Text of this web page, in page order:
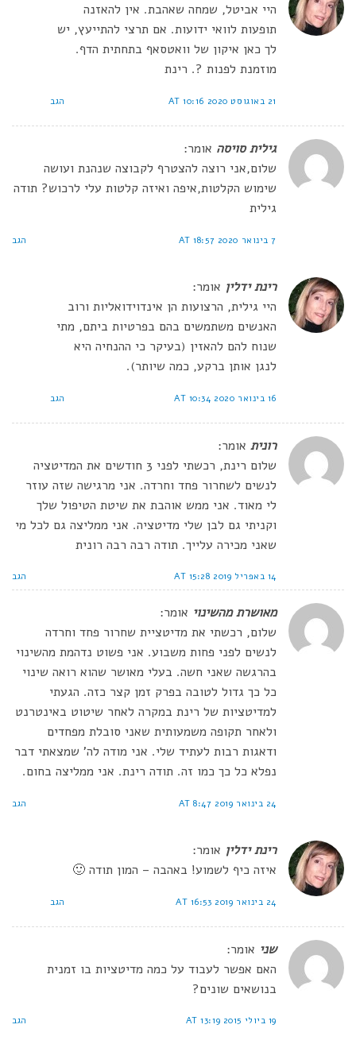
היי אביטל, שמחה שאהבת. אין להאזנה
תופעות לוואי ידועות. אם תרצי להתייעץ, יש
לך כאן איקון של וואטסאף בתחתית הדף.
מוזמנת לפנות ?. רינת
21 באוגוסט 2020 AT 10:16 הגב
גילית סויסה אומר:
שלום,אני רוצה להצטרף לקבוצה שנהנת ועושה
שימוש הקלטות,איפה ואיזה קלטות עלי לרכוש? תודה
גילית
7 בינואר 2020 AT 18:57 הגב
רינת ידלין אומר:
היי גילית, הרצועות הן אינדוידואליות ורוב
האנשים משתמשים בהם בפרטיות ביתם, מתי
שנוח להם להאזין (בעיקר כי ההנחיה היא
לנגן אותן ברקע, כמה שיותר).
16 בינואר 2020 AT 10:34 הגב
רונית אומר:
שלום רינת, רכשתי לפני 3 חודשים את המדיטציה
לנשים לשחרור פחד וחרדה. אני מרגישה שזה עוזר
לי מאוד. אני ממש אוהבת את שיטת הטיפול שלך
וקניתי גם לבן שלי מדיטציה. אני ממליצה גם לכל מי
שאני מכירה עלייך. תודה רבה רבה רונית
14 באפריל 2019 AT 15:28 הגב
מאושרת מהשינוי אומר:
שלום, רכשתי את מדיטציית שחרור פחד וחרדה
לנשים לפני פחות משבוע. אני פשוט נדהמת מהשינוי
בהרגשה שאני חשה. בעלי מאושר שהוא רואה שינוי
כל כך גדול לטובה בפרק זמן קצר כזה. הגעתי
למדיטציות של רינת במקרה לאחר שיטוט באינטרנט
ולאחר תקופה משמעותית שאני סובלת מפחדים
ודאגות רבות לעתיד שלי. אני מודה לה' שמצאתי דבר
נפלא כל כך כמו זה. תודה רינת. אני ממליצה בחום.
24 בינואר 2019 AT 8:47 הגב
רינת ידלין אומר:
איזה כיף לשמוע! באהבה – המון תודה 🙂
24 בינואר 2019 AT 16:53 הגב
שני אומר:
האם אפשר לעבוד על כמה מדיטציות בו זמנית
בנושאים שונים?
19 ביולי 2015 AT 13:19 הגב